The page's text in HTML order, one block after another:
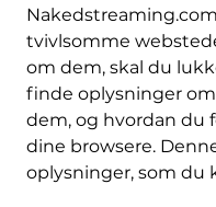
tvivlsomme
om dem, skal du
finde oplysninger
dem, og hvordan du
dine browsere.
oplysninger, som du